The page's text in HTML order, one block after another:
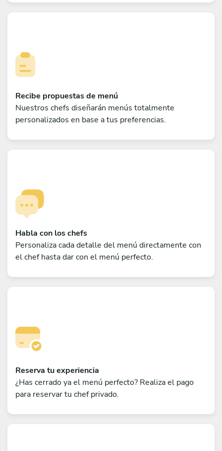
Recibe propuestas de menú
Nuestros chefs diseñarán menús totalmente
personalizados en base a tus preferencias.
Habla con los chefs
Personaliza cada detalle del menú directamente con
el chef hasta dar con el menú perfecto.
Reserva tu experiencia
¿Has cerrado ya el menú perfecto? Realiza el pago
para reservar tu chef privado.